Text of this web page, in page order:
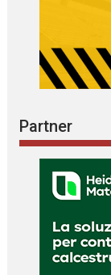
Partner